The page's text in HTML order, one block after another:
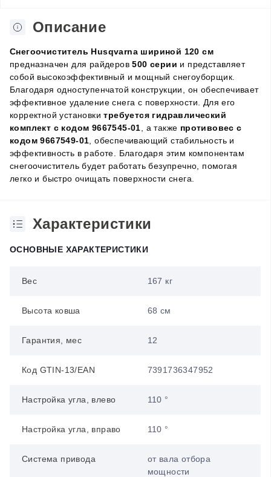
Описание
Снегоочиститель Husqvarna шириной 120 см
предназначен для райдеров500 серии и представляет
собой высокоэффективный и мощный снегоуборщик.
Благодаря одноступенчатой конструкции, он обеспечивает
эффективное удаление снега с поверхности. Для его
корректной установкитребуется гидравлический
комплект с кодом 9667545-01 , а также противовес с
кодом 9667549-01 , обеспечивающий стабильность и
эффективность в работе. Благодаря этим компонентам
снегоочиститель будет работать безупречно, помогая
легко и быстро очищать поверхности снега.
Характеристики
ОСНОВНЫЕ ХАРАКТЕРИСТИКИ
Вес 167 кг
Высота ковша 68 см
Гарантия, мес 12
Код GTIN-13/EAN 7391736347952
Настройка угла, влево 110 °
Настройка угла, вправо 110 °
Система привода
от вала отбора
мощности